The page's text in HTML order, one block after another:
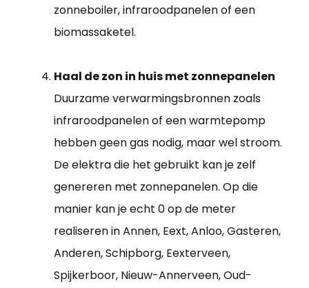
zonneboiler, infraroodpanelen of een
biomassaketel.
Haal de zon in huis met zonnepanelen
Duurzame verwarmingsbronnen zoals
infraroodpanelen of een warmtepomp
hebben geen gas nodig, maar wel stroom.
De elektra die het gebruikt kan je zelf
genereren met zonnepanelen. Op die
manier kan je echt 0 op de meter
realiseren in Annen, Eext, Anloo, Gasteren,
Anderen, Schipborg, Eexterveen,
Spijkerboor, Nieuw-Annerveen, Oud-